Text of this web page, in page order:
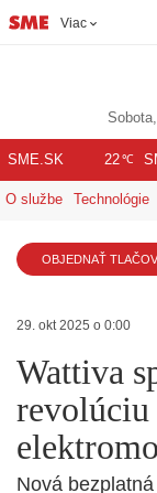
Viac
SME.SK 22℃
O službe Technológie
OBJEDNAŤ
29. okt 2025 o 0:00
Wattiva
Nová